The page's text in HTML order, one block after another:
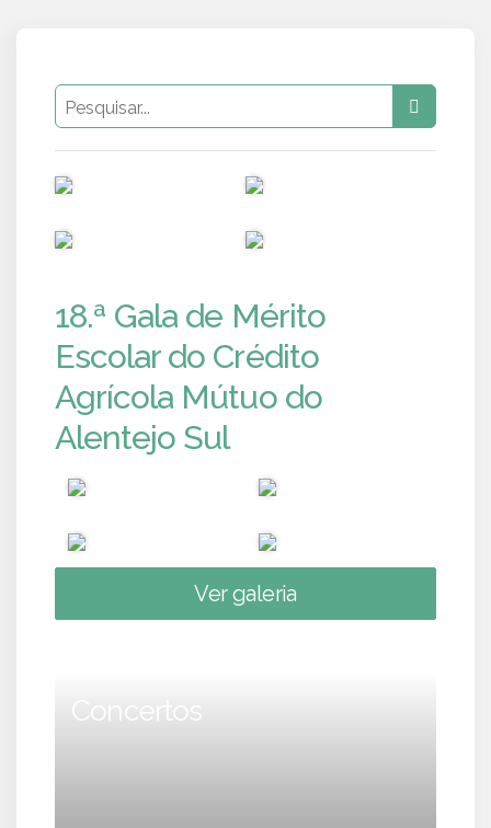
18.ª Gala de Mérito
Escolar do Crédito
Agrícola Mútuo do
Alentejo Sul
Ver galeria
Concertos